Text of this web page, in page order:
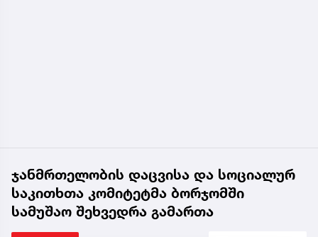
ჯანმრთელობის დაცვისა და სოციალურ
საკითხთა კომიტეტმა ბორჯომში
სამუშაო შეხვედრა გამართა